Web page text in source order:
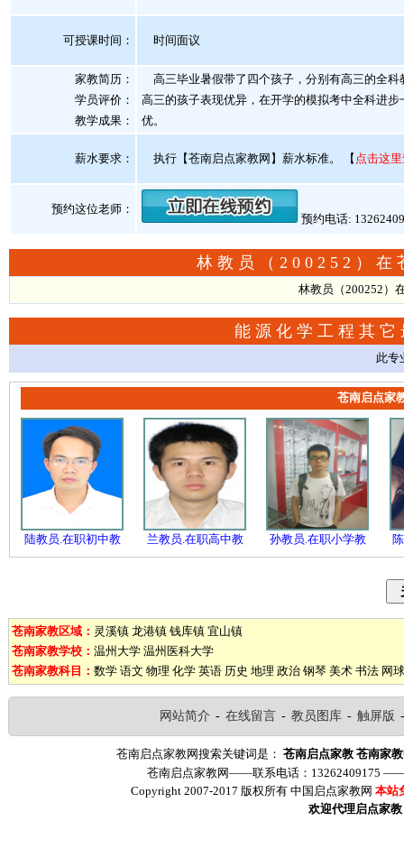
可授课时间： 时间面议
家教简历：
学员评价：
教学成果：
高三毕业暑假带了四个孩子，分别有高三的全
高三的孩子表现优异，在开学的模拟考中全科进
优。
薪水要求： 执行【苍南启点家教网】薪水标准。 【 点击这
预约这位老师：
预约电话:
林教员（200252）在
林教员（200252）
能源化学工程其
此专
苍南启点家
陆教员.在职初中教 兰教员.在职高中教 孙教员.在职小学教
苍南家教区域： 灵溪镇 龙港镇 钱库镇 宜山镇
苍南家教学校： 温州大学 温州医科大学
苍南家教科目： 数学 语文 物理 化学 英语 历史 地理 政治 钢琴 美术 书法 网球
网站简介 - 在线留言 - 教员图库 - 触屏版
苍南启点家教网搜索关键词是： 苍南启点家教 苍南家
苍南启点家教网——联系电话：13262409175
Copyright 2007-2017 版权所有 中国启点家教网 本站
欢迎代理启点家